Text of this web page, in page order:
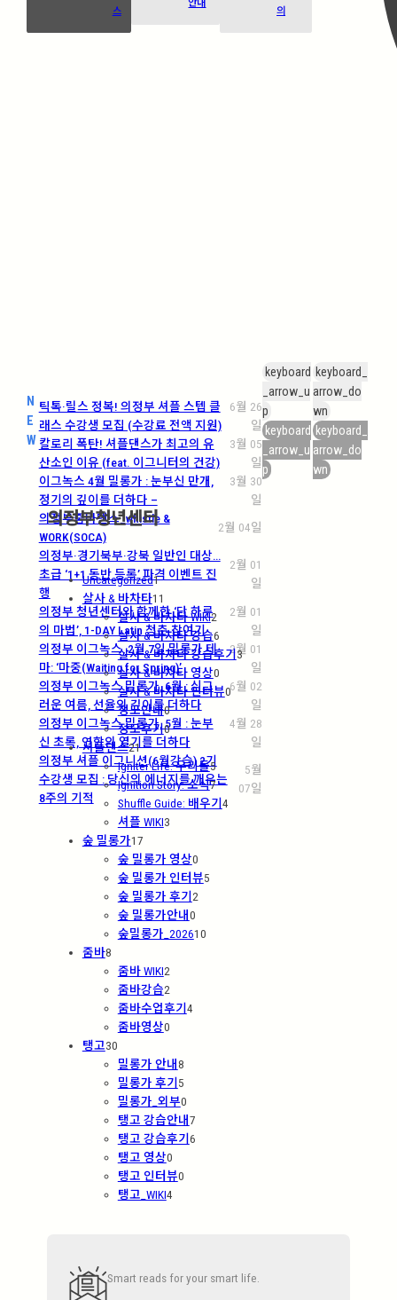
스
의
N
E
W
틱톡·릴스 정복! 의정부 셔플 스텝 클
래스 수강생 모집 (수강료 전액 지원)
6월 26
일
칼로리 폭탄! 셔플댄스가 최고의 유
산소인 이유 (feat. 이그니터의 건강)
3월 05
일
이그녹스 4월 밀롱가 : 눈부신 만개,
정기의 깊이를 더하다 –
3월 30
일
의정부줌바댄스_whistle &
WORK(SOCA)
2월 04일
의정부·경기북부·강북 일반인 대상…
초급 ‘1+1 동반 등록’ 파격 이벤트 진
행
2월 01
일
의정부 청년센터와 함께한 ‘단 하루
의 마법’, 1-DAY Latin 청춘 참여기
2월 01
일
의정부 이그녹스, 2월 7일 밀롱가 테
마: ‘마중(Waiting for Spring)’
2월 01
일
의정부 이그녹스 밀롱가, 6월 : 싱그
러운 여름, 선율의 깊이를 더하다
6월 02
일
의정부 이그녹스 밀롱가, 5월 : 눈부
신 초록, 연합의 열기를 더하다
4월 28
일
의정부 셔플 이그니션(6월강습) 2기
수강생 모집 : 당신의 에너지를 깨우는
8주의 기적
5월
07일
keyboard
_arrow_u
p
keyboard
_arrow_u
p
keyboard_
arrow_do
wn
keyboard_
arrow_do
wn
의정부청년센터
Uncategorized1
살사 & 바차타11
살사 & 바차타 WIKI2
살사 & 바차타 강습6
살사 & 바차타 강습후기3
살사 & 바차타 영상0
살사 & 바차타 인터뷰0
정모안내0
정모후기0
셔플댄스21
Igniter Life: 우리들5
Ignition Story: 소식7
Shuffle Guide: 배우기4
셔플 WIKI3
숲 밀롱가17
숲 밀롱가 영상0
숲 밀롱가 인터뷰5
숲 밀롱가 후기2
숲 밀롱가안내0
숲밀롱가_202610
줌바8
줌바 WIKI2
줌바강습2
줌바수업후기4
줌바영상0
탱고30
밀롱가 안내8
밀롱가 후기5
밀롱가_외부0
탱고 강습안내7
탱고 강습후기6
탱고 영상0
탱고 인터뷰0
탱고_WIKI4
Smart reads for your smart life.